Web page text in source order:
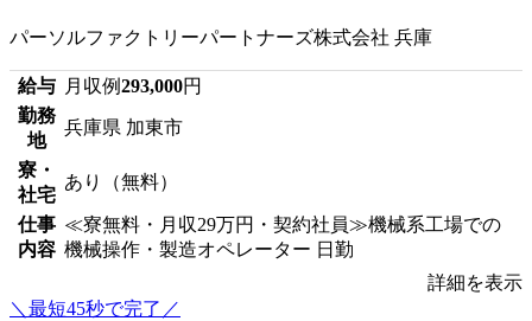
パーソルファクトリーパートナーズ株式会社 兵庫
給与 月収例293,000円
勤務
地
兵庫県 加東市
寮・
社宅
あり（無料）
仕事
内容
≪寮無料・月収29万円・契約社員≫機械系工場での
機械操作・製造オペレーター 日勤
詳細を表示
＼最短45秒で完了／